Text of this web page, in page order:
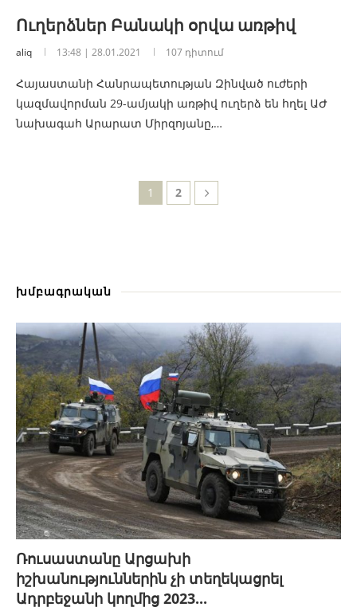
Ուղերձներ Բանակի օրվա առթիվ
aliq 13:48 | 28.01.2021 107 դիտում
Հայաստանի Հանրապետության Զինված ուժերի
կազմավորման 29-ամյակի առթիվ ուղերձ են հղել ԱԺ
նախագահ Արարատ Միրզոյանը,…
1 2
խմբագրական
Ռուսաստանը Արցախի
իշխանություններին չի տեղեկացրել
Ադրբեջանի կողմից 2023...